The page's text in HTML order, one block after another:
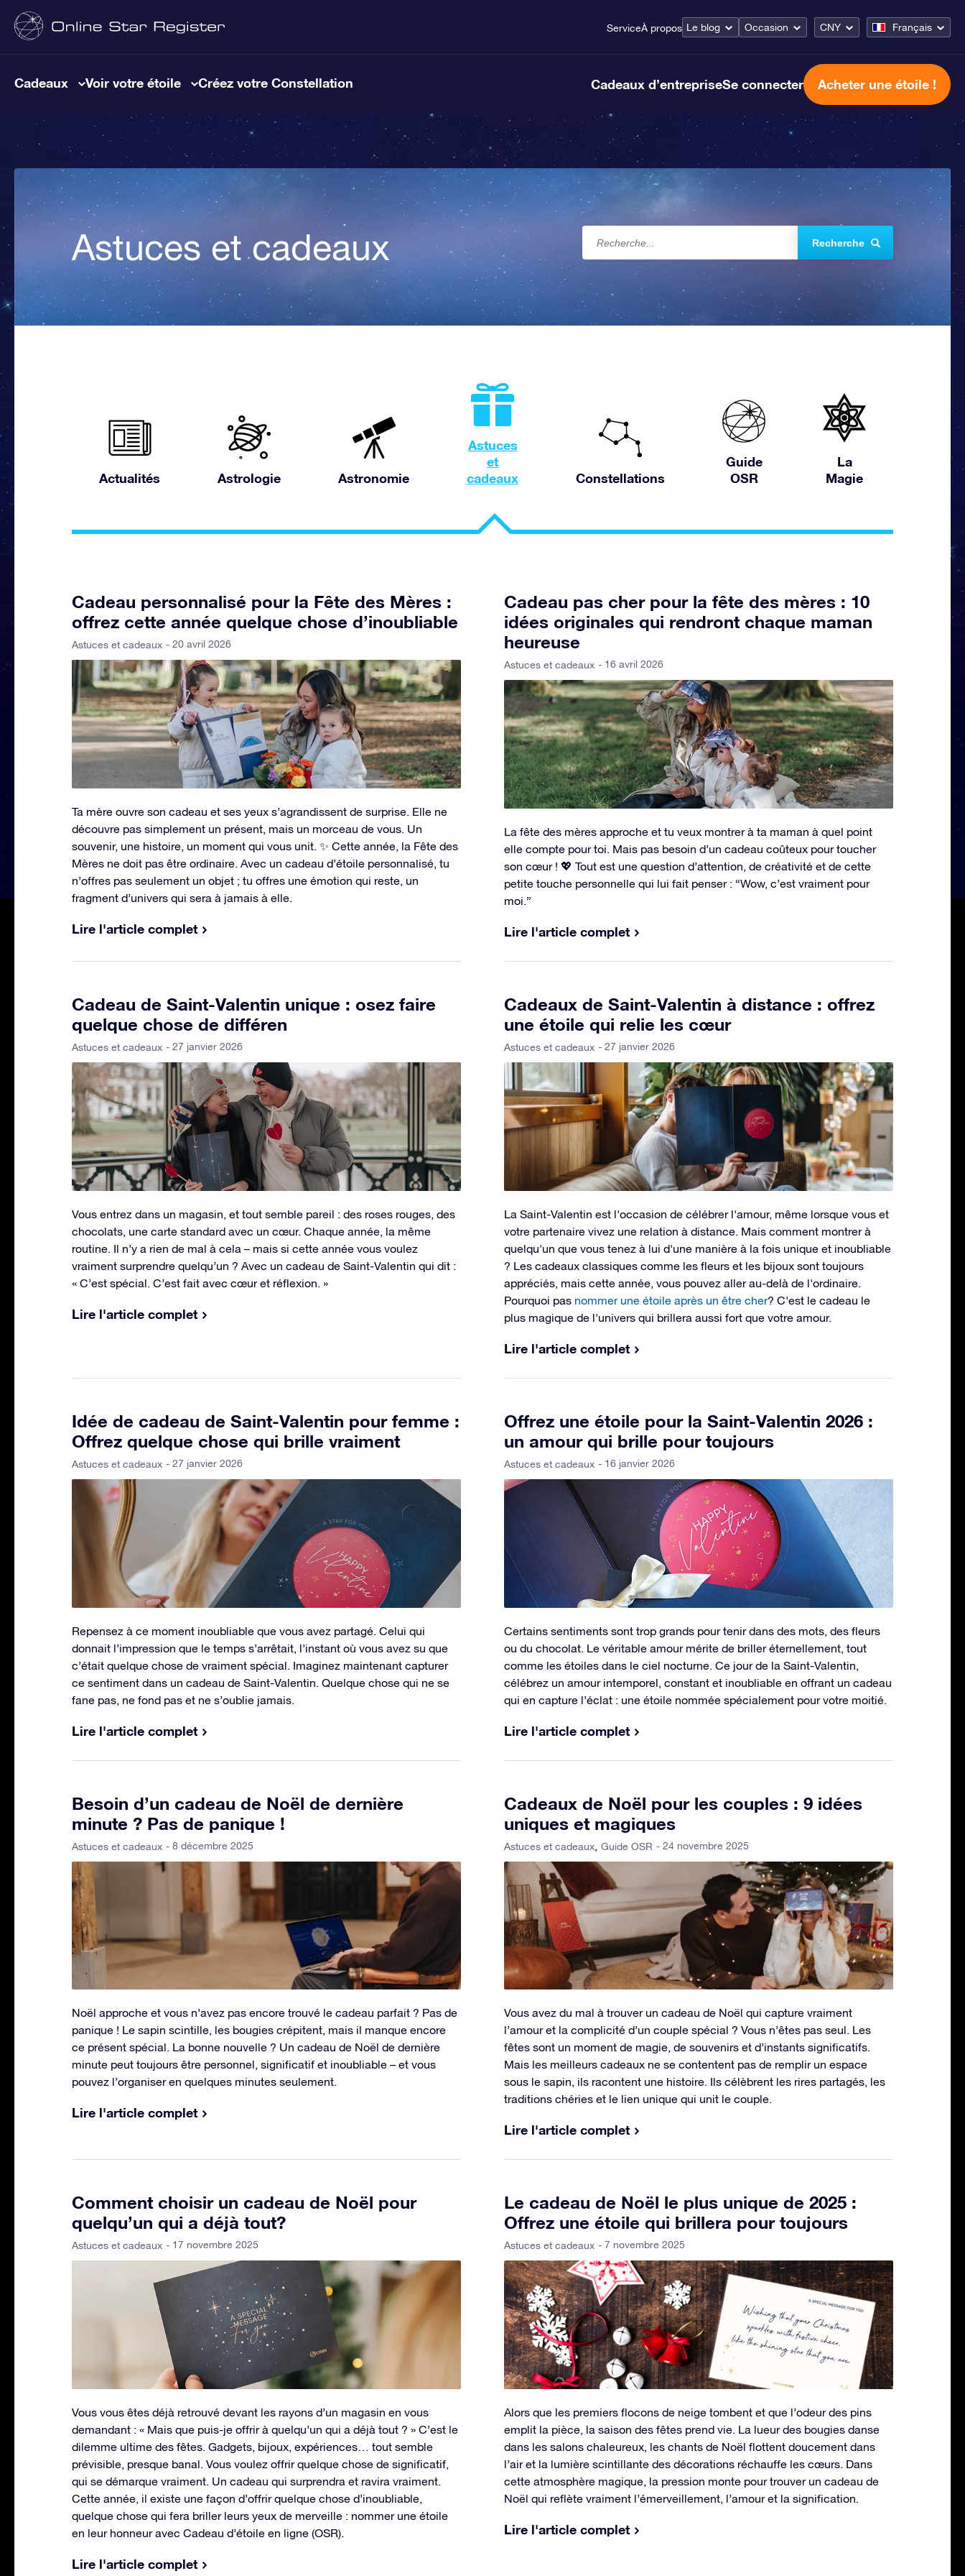
ServiceÀ propos Le blog Occasion CNY Français
Cadeaux Voir votre étoile Créez votre Constellation Cadeaux d’entrepriseSe connecter Acheter une étoile !
Astuces et cadeaux Recherche
Actualités Astrologie Astronomie
Astuces
et
cadeaux
Constellations
Guide
OSR
La
Magie
Cadeau personnalisé pour la Fête des Mères :
offrez cette année quelque chose d’inoubliable
Astuces et cadeaux - 20 avril 2026
Ta mère ouvre son cadeau et ses yeux s’agrandissent de surprise. Elle ne
découvre pas simplement un présent, mais un morceau de vous. Un
souvenir, une histoire, un moment qui vous unit. ✨ Cette année, la Fête des
Mères ne doit pas être ordinaire. Avec un cadeau d’étoile personnalisé, tu
n’offres pas seulement un objet ; tu offres une émotion qui reste, un
fragment d’univers qui sera à jamais à elle.
Lire l'article complet
Cadeau pas cher pour la fête des mères : 10
idées originales qui rendront chaque maman
heureuse
Astuces et cadeaux - 16 avril 2026
La fête des mères approche et tu veux montrer à ta maman à quel point
elle compte pour toi. Mais pas besoin d’un cadeau coûteux pour toucher
son cœur ! 💖 Tout est une question d’attention, de créativité et de cette
petite touche personnelle qui lui fait penser : “Wow, c’est vraiment pour
moi.”
Lire l'article complet
Cadeau de Saint-Valentin unique : osez faire
quelque chose de différen
Astuces et cadeaux - 27 janvier 2026
Vous entrez dans un magasin, et tout semble pareil : des roses rouges, des
chocolats, une carte standard avec un cœur. Chaque année, la même
routine. Il n’y a rien de mal à cela – mais si cette année vous voulez
vraiment surprendre quelqu’un ? Avec un cadeau de Saint-Valentin qui dit :
« C’est spécial. C’est fait avec cœur et réflexion. »
Lire l'article complet
Cadeaux de Saint-Valentin à distance : offrez
une étoile qui relie les cœur
Astuces et cadeaux - 27 janvier 2026
La Saint-Valentin est l'occasion de célébrer l'amour, même lorsque vous et
votre partenaire vivez une relation à distance. Mais comment montrer à
quelqu'un que vous tenez à lui d'une manière à la fois unique et inoubliable
? Les cadeaux classiques comme les fleurs et les bijoux sont toujours
appréciés, mais cette année, vous pouvez aller au-delà de l'ordinaire.
Pourquoi pas nommer une étoile après un être cher? C'est le cadeau le
plus magique de l'univers qui brillera aussi fort que votre amour.
Lire l'article complet
Idée de cadeau de Saint-Valentin pour femme :
Offrez quelque chose qui brille vraiment
Astuces et cadeaux - 27 janvier 2026
Repensez à ce moment inoubliable que vous avez partagé. Celui qui
donnait l’impression que le temps s’arrêtait, l’instant où vous avez su que
c’était quelque chose de vraiment spécial. Imaginez maintenant capturer
ce sentiment dans un cadeau de Saint-Valentin. Quelque chose qui ne se
fane pas, ne fond pas et ne s’oublie jamais.
Lire l'article complet
Offrez une étoile pour la Saint-Valentin 2026 :
un amour qui brille pour toujours
Astuces et cadeaux - 16 janvier 2026
Certains sentiments sont trop grands pour tenir dans des mots, des fleurs
ou du chocolat. Le véritable amour mérite de briller éternellement, tout
comme les étoiles dans le ciel nocturne. Ce jour de la Saint-Valentin,
célébrez un amour intemporel, constant et inoubliable en offrant un cadeau
qui en capture l’éclat : une étoile nommée spécialement pour votre moitié.
Lire l'article complet
Besoin d’un cadeau de Noël de dernière
minute ? Pas de panique !
Astuces et cadeaux - 8 décembre 2025
Noël approche et vous n’avez pas encore trouvé le cadeau parfait ? Pas de
panique ! Le sapin scintille, les bougies crépitent, mais il manque encore
ce présent spécial. La bonne nouvelle ? Un cadeau de Noël de dernière
minute peut toujours être personnel, significatif et inoubliable – et vous
pouvez l’organiser en quelques minutes seulement.
Lire l'article complet
Cadeaux de Noël pour les couples : 9 idées
uniques et magiques
Astuces et cadeaux Guide OSR - 24 novembre 2025
Vous avez du mal à trouver un cadeau de Noël qui capture vraiment
l’amour et la complicité d’un couple spécial ? Vous n’êtes pas seul. Les
fêtes sont un moment de magie, de souvenirs et d’instants significatifs.
Mais les meilleurs cadeaux ne se contentent pas de remplir un espace
sous le sapin, ils racontent une histoire. Ils célèbrent les rires partagés, les
traditions chéries et le lien unique qui unit le couple.
Lire l'article complet
Comment choisir un cadeau de Noël pour
quelqu’un qui a déjà tout?
Astuces et cadeaux - 17 novembre 2025
Vous vous êtes déjà retrouvé devant les rayons d’un magasin en vous
demandant : « Mais que puis-je offrir à quelqu’un qui a déjà tout ? » C’est le
dilemme ultime des fêtes. Gadgets, bijoux, expériences… tout semble
prévisible, presque banal. Vous voulez offrir quelque chose de significatif,
qui se démarque vraiment. Un cadeau qui surprendra et ravira vraiment.
Cette année, il existe une façon d’offrir quelque chose d’inoubliable,
quelque chose qui fera briller leurs yeux de merveille : nommer une étoile
en leur honneur avec Cadeau d’étoile en ligne (OSR).
Lire l'article complet
Le cadeau de Noël le plus unique de 2025 :
Offrez une étoile qui brillera pour toujours
Astuces et cadeaux - 7 novembre 2025
Alors que les premiers flocons de neige tombent et que l’odeur des pins
emplit la pièce, la saison des fêtes prend vie. La lueur des bougies danse
dans les salons chaleureux, les chants de Noël flottent doucement dans
l’air et la lumière scintillante des décorations réchauffe les cœurs. Dans
cette atmosphère magique, la pression monte pour trouver un cadeau de
Noël qui reflète vraiment l’émerveillement, l’amour et la signification.
Lire l'article complet